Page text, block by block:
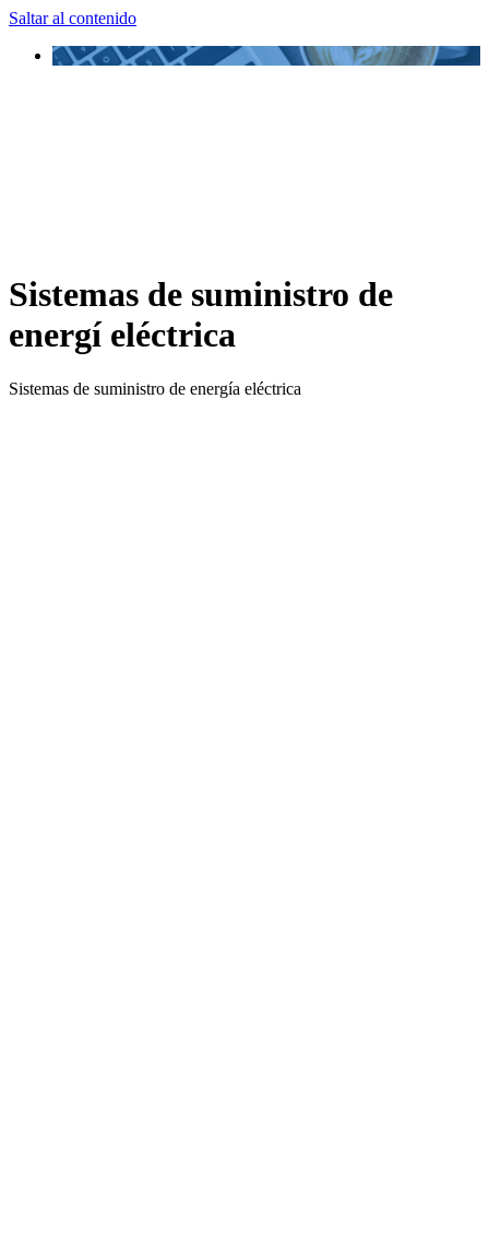
Saltar al contenido
Sistemas de suministro de
energí eléctrica
Sistemas de suministro de energía eléctrica